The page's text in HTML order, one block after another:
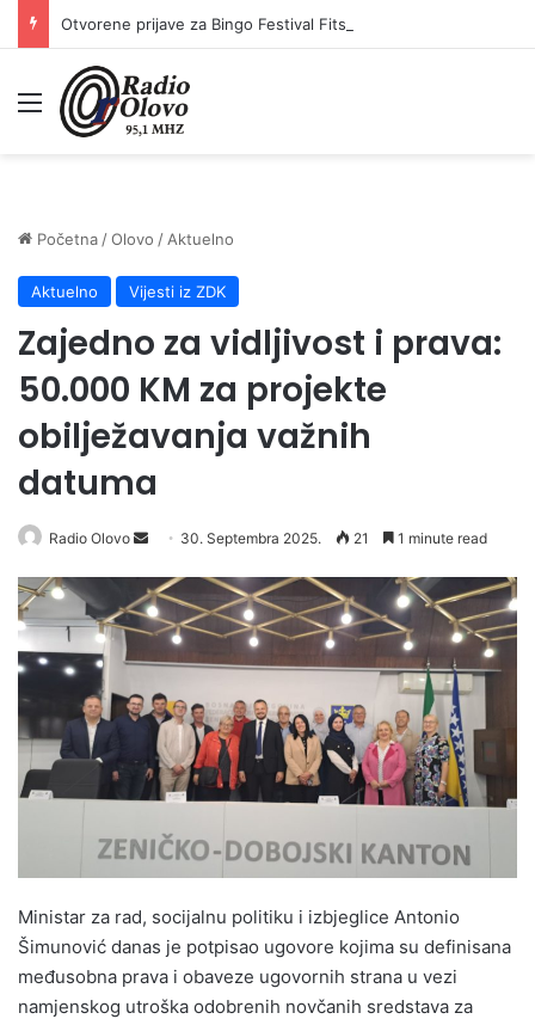
Meni
Početna /Olovo / Aktuelno
Aktuelno Vijesti iz ZDK
Zajedno za vidljivost i prava:
50.000 KM za projekte
obilježavanja važnih
datuma
Radio Olovo
n
d
e
m
a
i
30. Septembra 2025. 21 1 minute read
Ministar za rad, socijalnu politiku i izbjeglice Antonio
Šimunović danas je potpisao ugovore kojima su definisana
međusobna prava i obaveze ugovornih strana u vezi
namjenskog utroška odobrenih novčanih sredstava za